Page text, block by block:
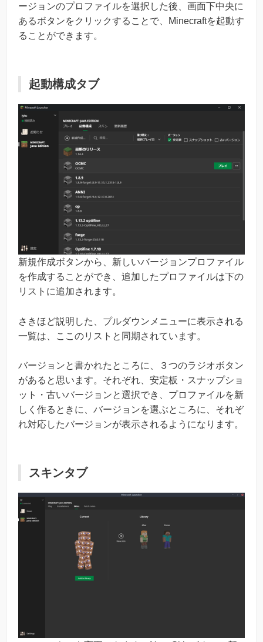
ージョンのプロファイルを選択した後、画面下中央に
あるボタンをクリックすることで、Minecraftを起動す
ることができます。
起動構成タブ
新規作成ボタンから、新しいバージョンプロファイル
を作成することができ、追加したプロファイルは下の
リストに追加されます。
さきほど説明した、プルダウンメニューに表示される
一覧は、ここのリストと同期されています。
バージョンと書かれたところに、３つのラジオボタン
があると思います。それぞれ、安定板・スナップショ
ット・古いバージョンと選択でき、プロファイルを新
しく作るときに、バージョンを選ぶところに、それぞ
れ対応したバージョンが表示されるようになります。
スキンタブ